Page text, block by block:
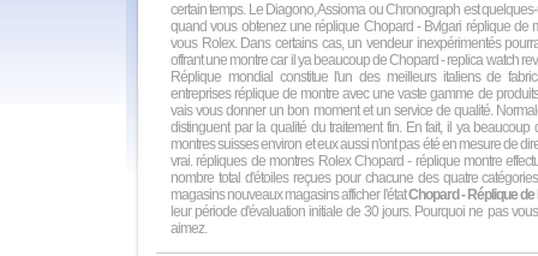
certain temps. Le Diagono, Assioma ou Chronograph est
quand vous obtenez une réplique Chopard - Bvlgari réplique de
vous Rolex. Dans certains cas, un vendeur inexpérimentés
offrant une montre car il ya beaucoup de Chopard - replica watch
Réplique mondial constitue l'un des meilleurs italiens de
entreprises réplique de montre avec une vaste gamme de
vais vous donner un bon moment et un service de qualité.
distinguent par la qualité du traitement fin. En fait, il ya
montres suisses environ et eux aussi n'ont pas été en mesure de
vrai. répliques de montres Rolex Chopard - réplique montre
nombre total d'étoiles reçues pour chacune des quatre
magasins nouveaux magasins afficher l'étatChopard - Réplique
leur période d'évaluation initiale de 30 jours. Pourquoi ne pas
aimez.